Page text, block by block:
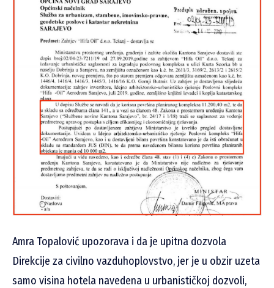
Amra Topalović upozorava i da je upitna dozvola
Direkcije za civilno vazduhoplovstvo, jer je u obzir uzeta
samo visina hotela navedena u urbanističkoj dozvoli,